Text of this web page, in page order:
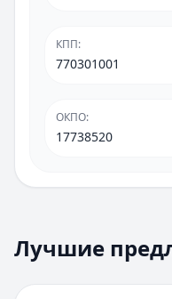
КПП:
770301001
ОКПО:
17738520
Лучшие